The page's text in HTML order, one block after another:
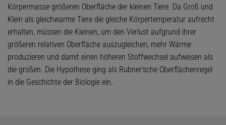
Körpermasse größeren Oberfläche der kleinen Tiere. Da Groß und
Klein als gleichwarme Tiere die gleiche Körpertemperatur aufrecht
erhalten, müssen die Kleinen, um den Verlust aufgrund ihrer
größeren relativen Oberfläche auszugleichen, mehr Wärme
produzieren und damit einen höheren Stoffwechsel aufweisen als
die großen. Die Hypothese ging als Rubner'sche Oberflächenregel
in die Geschichte der Biologie ein.